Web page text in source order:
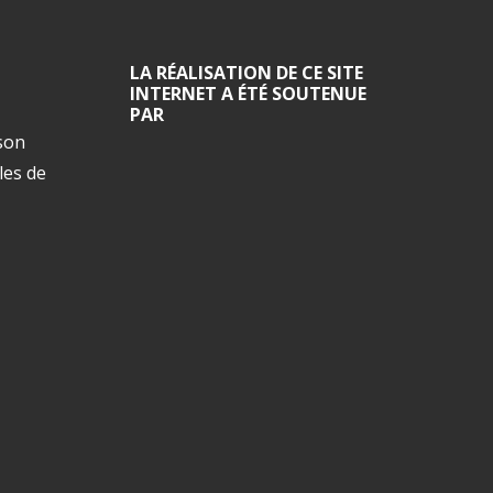
de
LA RÉALISATION DE CE SITE
INTERNET A ÉTÉ SOUTENUE
PAR